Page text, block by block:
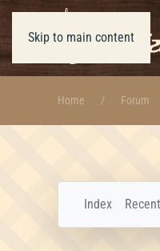
Skip to main content
Home Forum
Index